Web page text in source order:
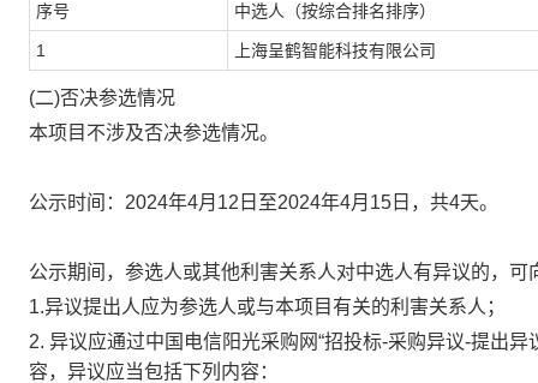
序号 中选人（按综合排名排序）
1 上海呈鹤智能科技有限公司
(二)否决参选情况
本项目不涉及否决参选情况。
公示时间： 2024年4月 12 日至2024年4月 15 日，共4天。
公示期间，参选人或其他利害关系人对中选人有异议的，
1.异议提出人应为参选人或与本项目有关的利害关系人；
2. 异议应通过中国电信阳光采购网“招投标-采购异议-提出异
容，异议应当包括下列内容：